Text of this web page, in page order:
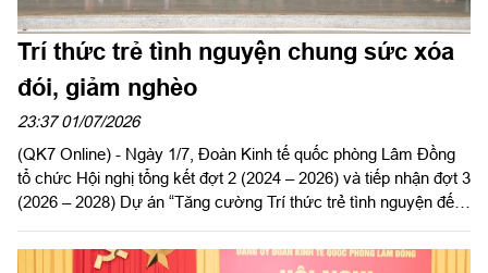
Trí thức trẻ tình nguyện chung sức xóa
đói, giảm nghèo
23:37 01/07/2026
(QK7 Online) - Ngày 1/7, Đoàn Kinh tế quốc phòng Lâm Đồng
tổ chức Hội nghị tổng kết đợt 2 (2024 – 2026) và tiếp nhận đợt 3
(2026 – 2028) Dự án “Tăng cường Trí thức trẻ tình nguyện đến
2021 - 2030”.